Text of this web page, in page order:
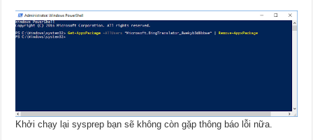
Khởi chạy lại sysprep bạn sẽ không còn gặp thông báo lỗi nữa.